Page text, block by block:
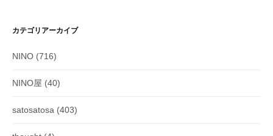
カテゴリアーカイブ
NINO (716)
NINO屋 (40)
satosatosa (403)